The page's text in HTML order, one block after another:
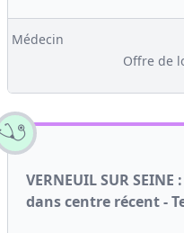
Médecin
Offre de
VERNEUIL SUR
dans centre récent -